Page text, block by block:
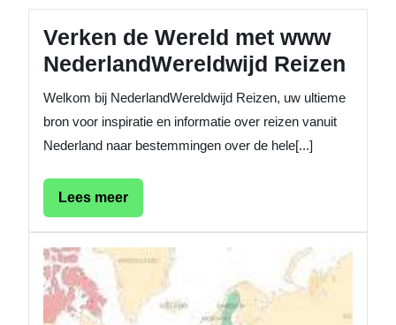
Verken de Wereld met www
NederlandWereldwijd Reizen
Welkom bij NederlandWereldwijd Reizen, uw ultieme
bron voor inspiratie en informatie over reizen vanuit
Nederland naar bestemmingen over de hele[...]
Lees meerLees
meer
Belang